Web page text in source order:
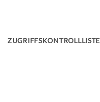
ZUGRIFFSKONTROLLLISTE